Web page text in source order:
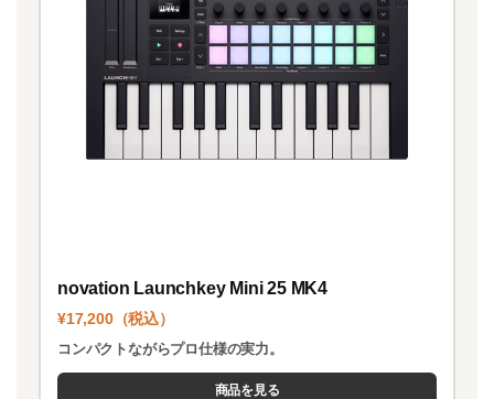
novation Launchkey Mini 25 MK4
¥17,200（税込）
コンパクトながらプロ仕様の実力。
商品を見る